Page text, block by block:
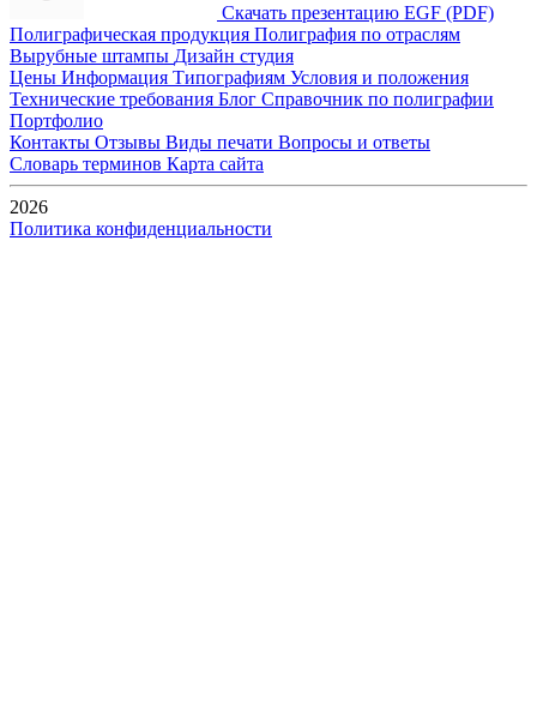
Скачать презентацию EGF (PDF)
Полиграфическая продукция Полиграфия по отраслям
Вырубные штампы Дизайн студия
Цены Информация Типографиям Условия и положения
Технические требования Блог Справочник по полиграфии
Портфолио
Контакты Отзывы Виды печати Вопросы и ответы
Словарь терминов Карта сайта
2026
Политика конфиденциальности